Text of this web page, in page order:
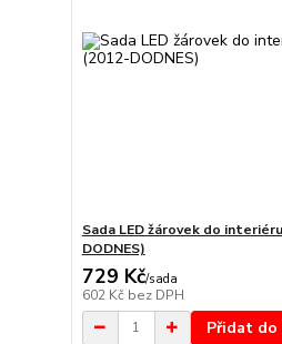
Sada LED žárovek do
DODNES)
729 Kč/sada
602 Kč bez DPH
Přidat do